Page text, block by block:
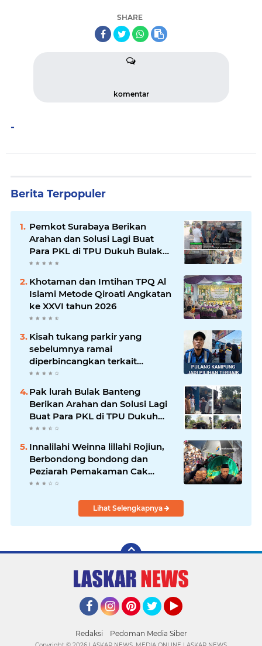
SHARE
komentar
-
Berita Terpopuler
Pemkot Surabaya Berikan
Arahan dan Solusi Lagi Buat
Para PKL di TPU Dukuh Bulak
Banteng Surabaya
Khotaman dan Imtihan TPQ Al
Islami Metode Qiroati Angkatan
ke XXVI tahun 2026
Kisah tukang parkir yang
sebelumnya ramai
diperbincangkan terkait
persoalan parkir gratis di
sebuah minimarket di Bekasi
kini memasuki babak baru.
Pak lurah Bulak Banteng
Berikan Arahan dan Solusi Lagi
Buat Para PKL di TPU Dukuh
Bulak Banteng Surabaya
Innalilahi Weinna lillahi Rojiun,
Berbondong bondong dan
Peziarah Pemakaman Cak
Soleh.
Lihat Selengkapnya
Redaksi Pedoman Media Siber